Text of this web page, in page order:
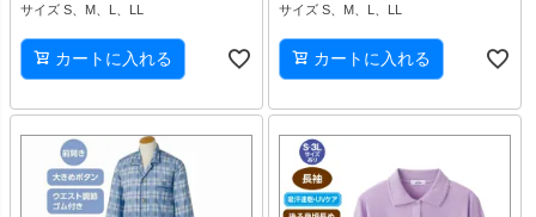
サイズ S、M、L、LL
カートに入れる
サイズ S、M、L、LL
カートに入れる